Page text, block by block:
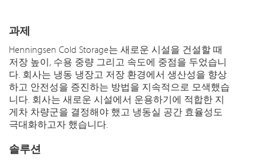
과제
Henningsen Cold Storage는 새로운 시설을 건설할 때
저장 높이, 수용 중량 그리고 속도에 중점을 두었습니
다. 회사는 냉동 냉장고 저장 환경에서 생산성을 향상
하고 안전성을 증진하는 방법을 지속적으로 모색했습
니다. 회사는 새로운 시설에서 운용하기에 적합한 지
게차 차량군을 결정해야 했고 냉동실 공간 효율성도
극대화하고자 했습니다.
솔루션